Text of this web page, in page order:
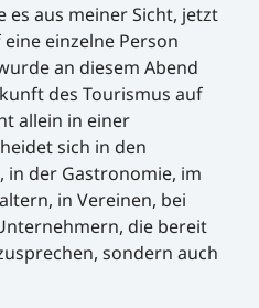
es aus meiner Sicht, jetzt
einzelne Person
an diesem Abend
des Tourismus auf
allein in einer
sich in den
in der Gastronomie, im
in Vereinen, bei
die bereit
sondern auch